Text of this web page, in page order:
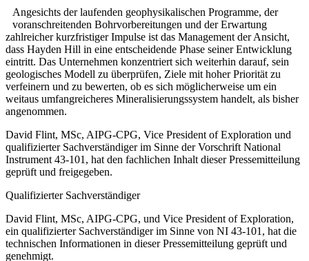
Angesichts der laufenden geophysikalischen Programme, der
voranschreitenden Bohrvorbereitungen und der Erwartung
zahlreicher kurzfristiger Impulse ist das Management der Ansicht,
dass Hayden Hill in eine entscheidende Phase seiner Entwicklung
eintritt. Das Unternehmen konzentriert sich weiterhin darauf, sein
geologisches Modell zu überprüfen, Ziele mit hoher Priorität zu
verfeinern und zu bewerten, ob es sich möglicherweise um ein
weitaus umfangreicheres Mineralisierungssystem handelt, als bisher
angenommen.
David Flint, MSc, AIPG-CPG, Vice President of Exploration und
qualifizierter Sachverständiger im Sinne der Vorschrift National
Instrument 43-101, hat den fachlichen Inhalt dieser Pressemitteilung
geprüft und freigegeben.
Qualifizierter Sachverständiger
David Flint, MSc, AIPG-CPG, und Vice President of Exploration,
ein qualifizierter Sachverständiger im Sinne von NI 43-101, hat die
technischen Informationen in dieser Pressemitteilung geprüft und
genehmigt.